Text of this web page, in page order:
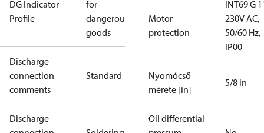
DG Indicator
Profile
for
dangerous
goods
Discharge
connection
comments
Standard
Discharge
Motor
protection
INT69 G
230V AC,
50/60 Hz,
IP00
Nyomócső
mérete [in]
5/8 in
Oil differential